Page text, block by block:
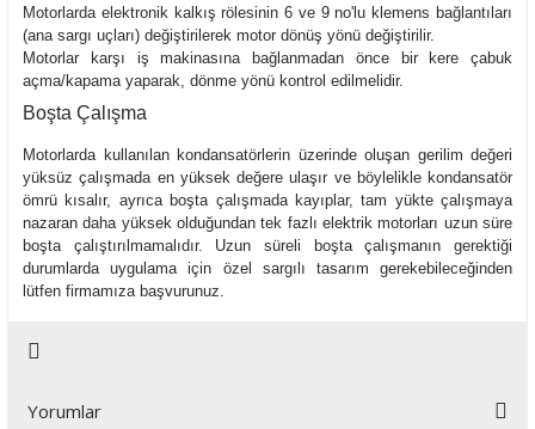
Motorlarda elektronik kalkış rölesinin 6 ve 9 no'lu klemens bağlantıları
(ana sargı uçları) değiştirilerek motor dönüş yönü değiştirilir.
Motorlar karşı iş makinasına bağlanmadan önce bir kere çabuk
açma/kapama yaparak, dönme yönü kontrol edilmelidir.
Boşta Çalışma
Motorlarda kullanılan kondansatörlerin üzerinde oluşan gerilim değeri
yüksüz çalışmada en yüksek değere ulaşır ve böylelikle kondansatör
ömrü kısalır, ayrıca boşta çalışmada kayıplar, tam yükte çalışmaya
nazaran daha yüksek olduğundan tek fazlı elektrik motorları uzun süre
boşta çalıştırılmamalıdır. Uzun süreli boşta çalışmanın gerektiği
durumlarda uygulama için özel sargılı tasarım gerekebileceğinden
lütfen firmamıza başvurunuz.
Yorumlar